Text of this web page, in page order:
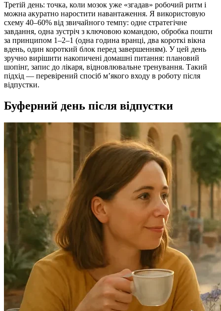
Третій день: точка, коли мозок уже «згадав» робочий ритм і
можна акуратно наростити навантаження. Я використовую
схему 40–60% від звичайного темпу: одне стратегічне
завдання, одна зустріч з ключовою командою, обробка пошти
за принципом 1–2–1 (одна година вранці, два короткі вікна
вдень, один короткий блок перед завершенням). У цей день
зручно вирішити накопичені домашні питання: плановий
шопінг, запис до лікаря, відновлювальне тренування. Такий
підхід — перевірений спосіб м’якого входу в роботу після
відпустки.
Буферний день після відпустки